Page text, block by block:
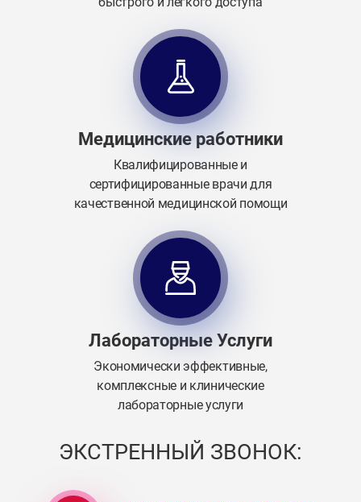
Медицинские работники
Квалифицированные и
сертифицированные врачи для
качественной медицинской помощи
Лабораторные Услуги
Экономически эффективные,
комплексные и клинические
лабораторные услуги
ЭКСТРЕННЫЙ ЗВОНОК: